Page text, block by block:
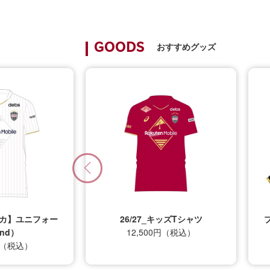
GOODS おすすめグッズ
】ユニフォー
）
税込）
26/27_キッズTシャツ
12,500円（税込）